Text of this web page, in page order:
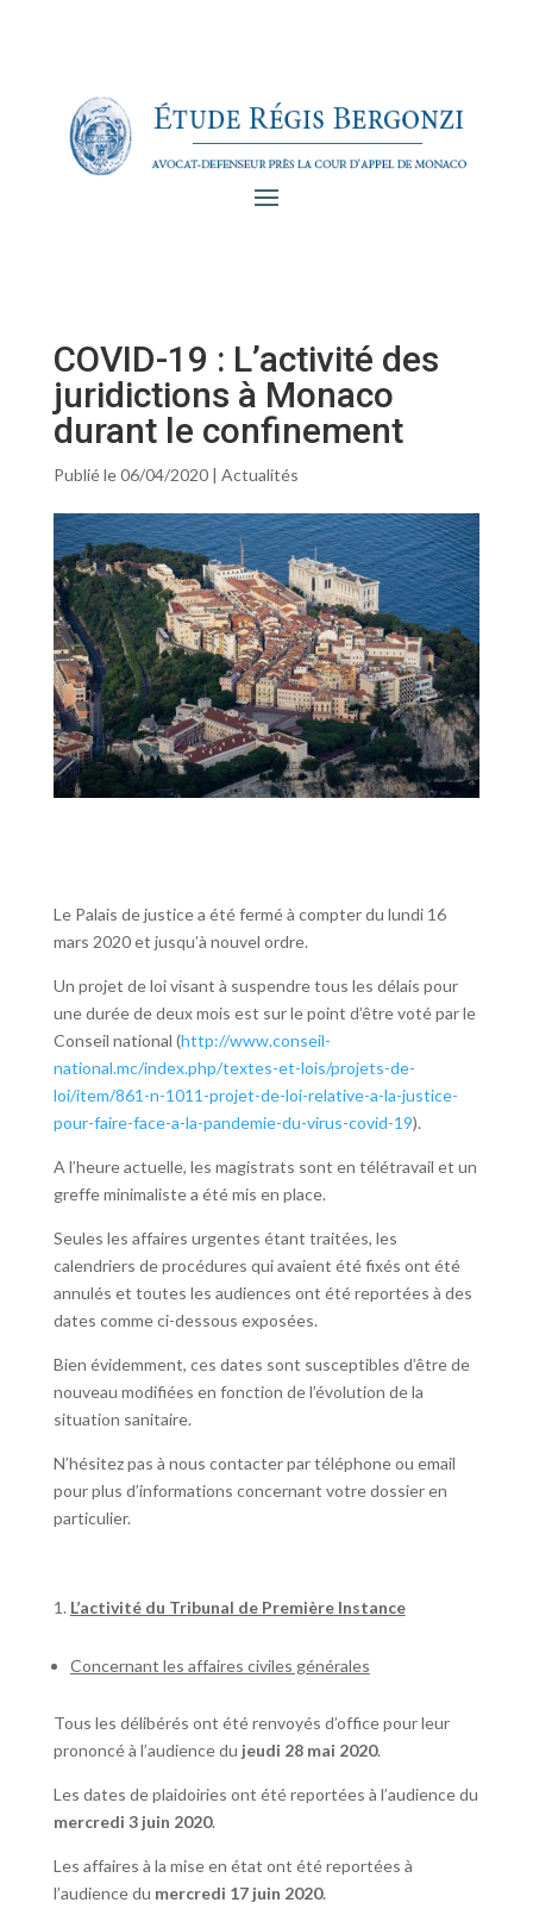
COVID-19 : L’activité des
juridictions à Monaco
durant le confinement
Publié le 06/04/2020| Actualités
Le Palais de justice a été fermé à compter du lundi 16
mars 2020 et jusqu’à nouvel ordre.
Un projet de loi visant à suspendre tous les délais pour
une durée de deux mois est sur le point d’être voté par le
Conseil national (http://www.conseil-
national.mc/index.php/textes-et-lois/projets-de-
loi/item/861-n-1011-projet-de-loi-relative-a-la-justice-
pour-faire-face-a-la-pandemie-du-virus-covid-19).
A l’heure actuelle, les magistrats sont en télétravail et un
greffe minimaliste a été mis en place.
Seules les affaires urgentes étant traitées, les
calendriers de procédures qui avaient été fixés ont été
annulés et toutes les audiences ont été reportées à des
dates comme ci-dessous exposées.
Bien évidemment, ces dates sont susceptibles d’être de
nouveau modifiées en fonction de l’évolution de la
situation sanitaire.
N’hésitez pas à nous contacter par téléphone ou email
pour plus d’informations concernant votre dossier en
particulier.
L’activité du Tribunal de Première Instance
Concernant les affaires civiles générales
Tous les délibérés ont été renvoyés d’office pour leur
prononcé à l’audience du jeudi 28 mai 2020.
Les dates de plaidoiries ont été reportées à l’audience du
mercredi 3 juin 2020.
Les affaires à la mise en état ont été reportées à
l’audience du mercredi 17 juin 2020.